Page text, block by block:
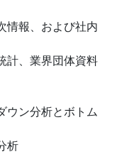
情報、および社内
計、業界団体資料
ウン分析とボトム
析